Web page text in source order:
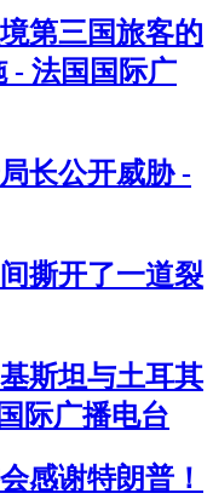
第三国旅客的
- 法国国际广
长公开威胁 -
撕开了一道裂
斯坦与土耳其
际广播电台
感谢特朗普！